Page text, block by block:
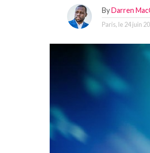
ByDarren
Paris, le 24 juin